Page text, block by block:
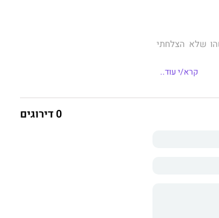
שלא הצלחתי
אותי לרצות
קרא/י עוד..
0 דירוגים